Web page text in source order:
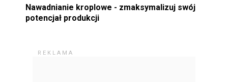
Nawadnianie kroplowe - zmaksymalizuj swój
potencjał produkcji